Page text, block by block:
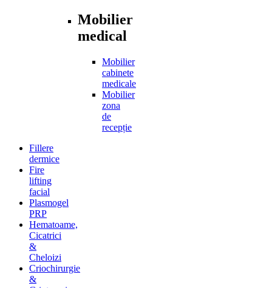
Mobilier
medical
Mobilier
cabinete
medicale
Mobilier
zona
de
recepție
Fillere
dermice
Fire
lifting
facial
Plasmogel
PRP
Hematoame,
Cicatrici
&
Cheloizi
Criochirurgie
&